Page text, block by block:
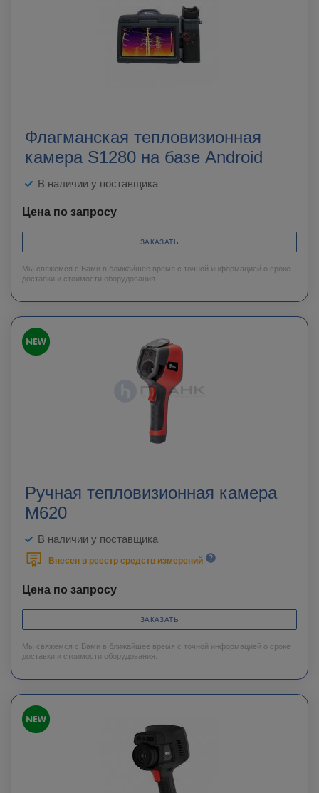
Флагманская тепловизионная
камера S1280 на базе Android
В наличии у поставщика
Цена по запросу
ЗАКАЗАТЬ
Мы свяжемся с Вами в ближайшее время с точной информацией о сроке
доставки и стоимости оборудования.
Ручная тепловизионная камера
M620
В наличии у поставщика
Внесен в реестр средств измерений
Цена по запросу
ЗАКАЗАТЬ
Мы свяжемся с Вами в ближайшее время с точной информацией о сроке
доставки и стоимости оборудования.